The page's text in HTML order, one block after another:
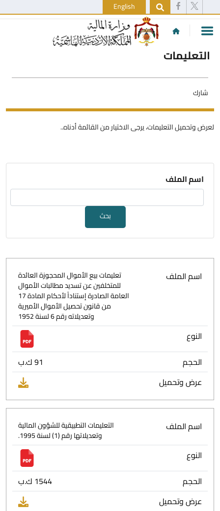
English
التعليمات
شارك
لعرض وتحميل التعليمات، يرجى الاختيار من القائمة أدناه..
اسم الملف
بحث
اسم الملف
تعليمات بيع الأموال المحجوزة العائدة
للمتخلفين عن تسديد مطالبات الأموال
العامة الصادرة إستناداً لأحكام المادة 17
من قانون تحصيل الأموال الأميرية
وتعديلاته رقم 6 لسنة 1952
النوع
الحجم
91 ك.ب
عرض وتحميل
اسم الملف
التعليمات التطبيقية للشؤون المالية
وتعديلاتها رقم (1) لسنة 1995.
النوع
الحجم
1544 ك.ب
عرض وتحميل